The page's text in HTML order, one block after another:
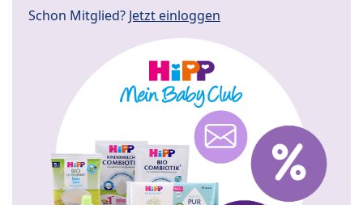
Schon Mitglied? Jetzt einloggen